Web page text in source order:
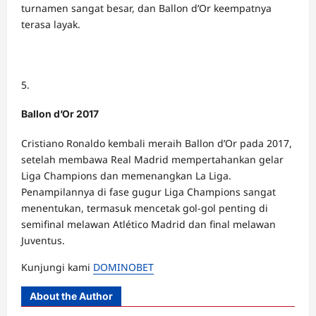
turnamen sangat besar, dan Ballon d’Or keempatnya
terasa layak.
Ballon d’Or 2017
Cristiano Ronaldo kembali meraih Ballon d’Or pada 2017,
setelah membawa Real Madrid mempertahankan gelar
Liga Champions dan memenangkan La Liga.
Penampilannya di fase gugur Liga Champions sangat
menentukan, termasuk mencetak gol-gol penting di
semifinal melawan Atlético Madrid dan final melawan
Juventus.
Kunjungi kami DOMINOBET
About the Author